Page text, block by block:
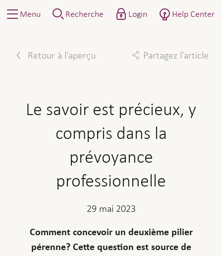
Menu Recherche Login Help Center
Retour à l'aperçu Partagez l'article
Le savoir est précieux, y
compris dans la
prévoyance
professionnelle
29 mai 2023
Comment concevoir un deuxième pilier
pérenne? Cette question est source de